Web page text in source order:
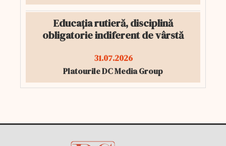
Educația rutieră, disciplină
obligatorie indiferent de vârstă
31.07.2026
Platourile DC Media Group